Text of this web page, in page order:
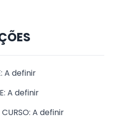
A definir
A definir
A definir